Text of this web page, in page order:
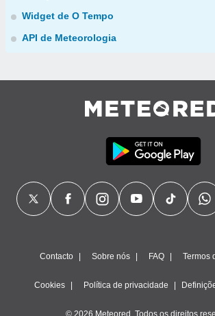
Widget de O Tempo
API de Meteorologia
Contacto Sobre nós FAQ Termos
Cookies Política de privacidade
© 2026 Meteored. Todos os direitos